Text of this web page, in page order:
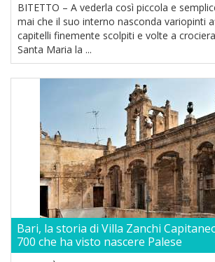
BITETTO – A vederla così piccola e
mai che il suo interno nasconda variopinti
capitelli finemente scolpiti e volte a
Santa Maria la ...
Bari, la storia di Villa Zanchi
700 che ha visto nascere Palese